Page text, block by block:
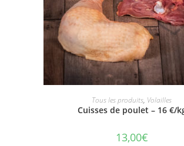
AJOUTER AU PANIER
Tous les produits, Volailles
Cuisses de poulet – 16 €/
13,00€